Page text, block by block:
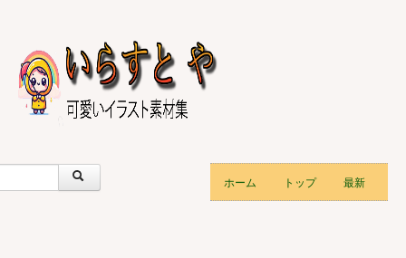
ホーム トップ 最新